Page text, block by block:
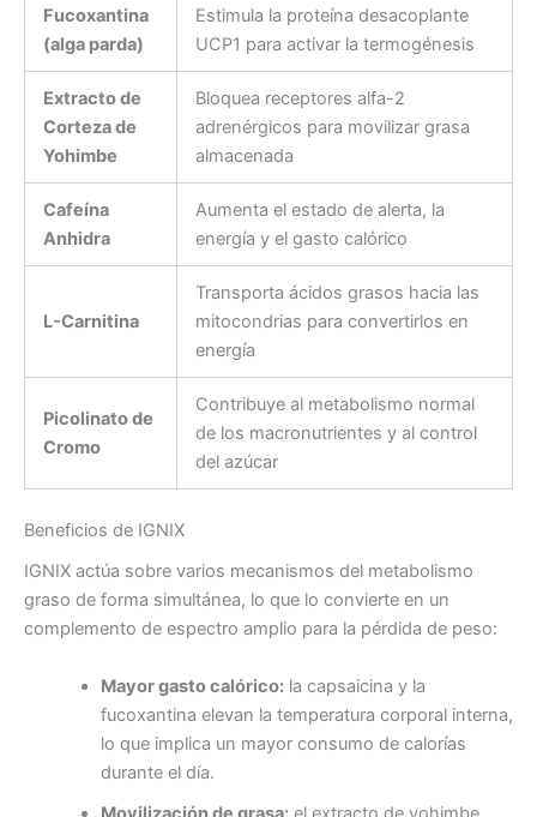
Fucoxantina
(alga parda)
Estimula la proteína desacoplante
UCP1 para activar la termogénesis
Extracto de
Corteza de
Yohimbe
Bloquea receptores alfa-2
adrenérgicos para movilizar grasa
almacenada
Cafeína
Anhidra
Aumenta el estado de alerta, la
energía y el gasto calórico
L-Carnitina
Transporta ácidos grasos hacia las
mitocondrias para convertirlos en
energía
Picolinato de
Cromo
Contribuye al metabolismo normal
de los macronutrientes y al control
del azúcar
Beneficios de IGNIX
IGNIX actúa sobre varios mecanismos del metabolismo
graso de forma simultánea, lo que lo convierte en un
complemento de espectro amplio para la pérdida de peso:
Mayor gasto calórico:la capsaicina y la
fucoxantina elevan la temperatura corporal interna,
lo que implica un mayor consumo de calorías
durante el día.